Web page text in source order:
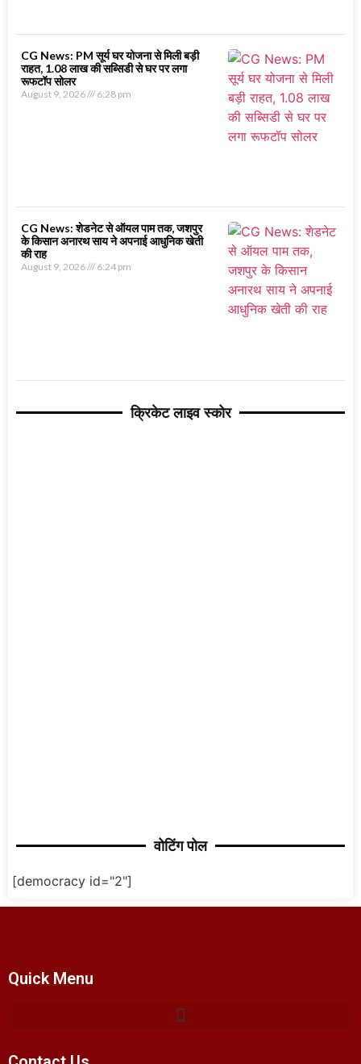
CG News: PM सूर्य घर योजना से मिली बड़ी
राहत, 1.08 लाख की सब्सिडी से घर पर लगा
रूफटॉप सोलर
August 9, 2026 6:28 pm
CG News: शेडनेट से ऑयल पाम तक, जशपुर
के किसान अनारथ साय ने अपनाई आधुनिक खेती
की राह
August 9, 2026 6:24 pm
क्रिकेट लाइव स्कोर
वोटिंग पोल
[democracy id="2"]
Quick Menu